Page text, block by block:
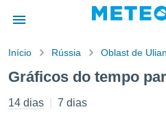
da
foi
Início Rússia Oblast de
Gráficos do tempo
14 dias 7 dias